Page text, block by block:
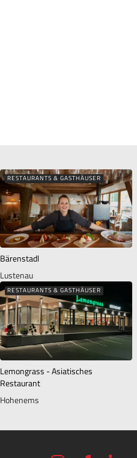
RESTAURANTS & GASTHÄUSER
Bärenstadl
Lustenau
RESTAURANTS & GASTHÄUSER
Lemongrass - Asiatisches
Restaurant
Hohenems